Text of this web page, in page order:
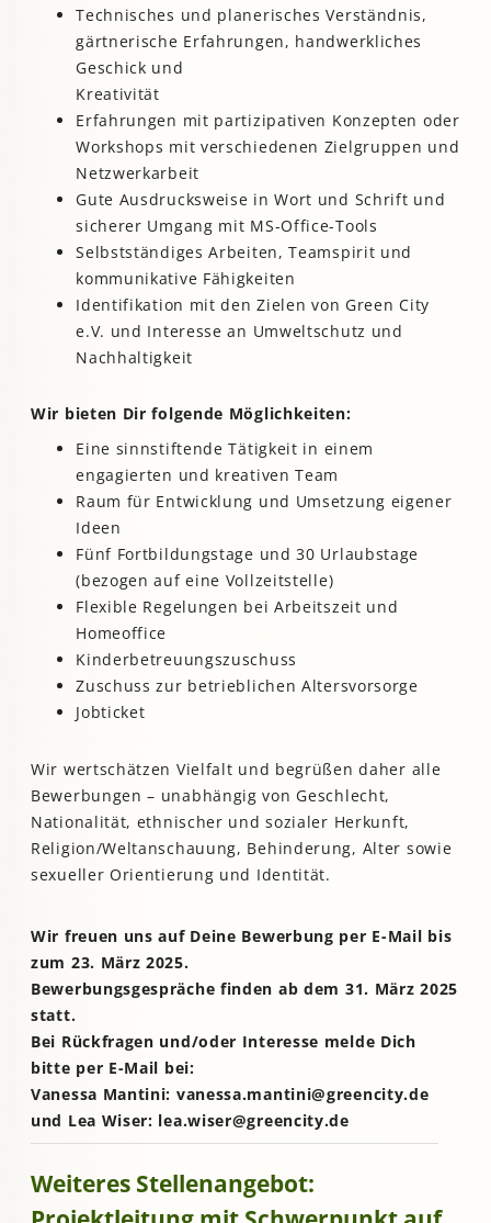
Technisches und planerisches Verständnis,
gärtnerische Erfahrungen, handwerkliches
Geschick und
Kreativität
Erfahrungen mit partizipativen Konzepten oder
Workshops mit verschiedenen Zielgruppen und
Netzwerkarbeit
Gute Ausdrucksweise in Wort und Schrift und
sicherer Umgang mit MS-Office-Tools
Selbstständiges Arbeiten, Teamspirit und
kommunikative Fähigkeiten
Identifikation mit den Zielen von Green City
e.V. und Interesse an Umweltschutz und
Nachhaltigkeit
Wir bieten Dir folgende Möglichkeiten:
Eine sinnstiftende Tätigkeit in einem
engagierten und kreativen Team
Raum für Entwicklung und Umsetzung eigener
Ideen
Fünf Fortbildungstage und 30 Urlaubstage
(bezogen auf eine Vollzeitstelle)
Flexible Regelungen bei Arbeitszeit und
Homeoffice
Kinderbetreuungszuschuss
Zuschuss zur betrieblichen Altersvorsorge
Jobticket
Wir wertschätzen Vielfalt und begrüßen daher alle
Bewerbungen – unabhängig von Geschlecht,
Nationalität, ethnischer und sozialer Herkunft,
Religion/Weltanschauung, Behinderung, Alter sowie
sexueller Orientierung und Identität.
Wir freuen uns auf Deine Bewerbung per E-Mail bis
zum 23. März 2025.
Bewerbungsgespräche finden ab dem 31. März 2025
statt.
Bei Rückfragen und/oder Interesse melde Dich
bitte per E-Mail bei:
Vanessa Mantini: vanessa.mantini@greencity.de
und Lea Wiser: lea.wiser@greencity.de
Weiteres Stellenangebot: